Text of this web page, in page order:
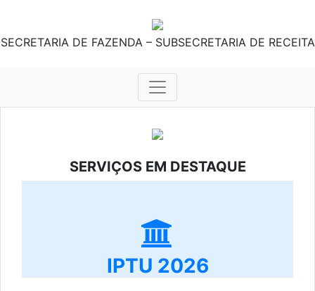
SECRETARIA DE FAZENDA – SUBSECRETARIA DE RECEITA
SERVIÇOS EM DESTAQUE
IPTU 2026